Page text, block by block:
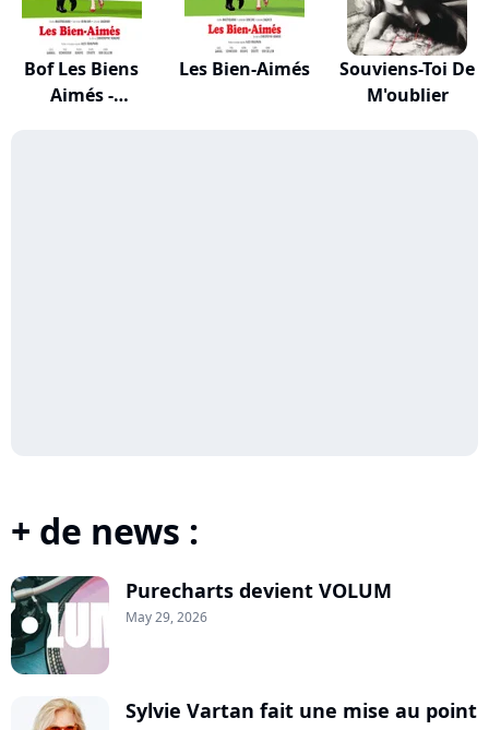
Bof Les Biens
Aimés -
Les Bien-Aimés
Souviens-Toi De
M'oublier
+ de news :
Purecharts devient VOLUM
May 29, 2026
Sylvie Vartan fait une mise au point